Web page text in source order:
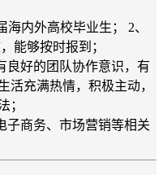
海内外高校毕业生； 2、
能够按时报到；
良好的团队协作意识，有
活充满热情，积极主动，
；
子商务、市场营销等相关